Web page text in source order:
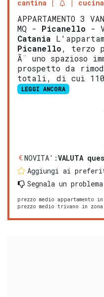
cantina
APPARTAMENTO 3
MQ - Picanello -
Catania
Picanello, terzo
Ã¨ uno spazioso
prospetto da
totali, di cui
LEGGI ANCORA
NOVITA':VALUTA
Aggiungi ai
Segnala un problema
prezzo medio appartamento in
prezzo medio trivano in zona